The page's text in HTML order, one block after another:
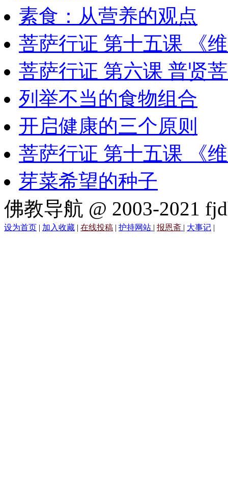
素食：从营养的观点
菩萨行证 第十五课 《
菩萨行证 第六课 普贤
列举不当的食物组合
开启健康的三个原则
菩萨行证 第十五课 《
芽菜希望的种子
佛教导航 @ 2003-2021
设为首页 | 加入收藏 | 在线投稿 | 护持网站 | 报恩斋 | 大事记 |